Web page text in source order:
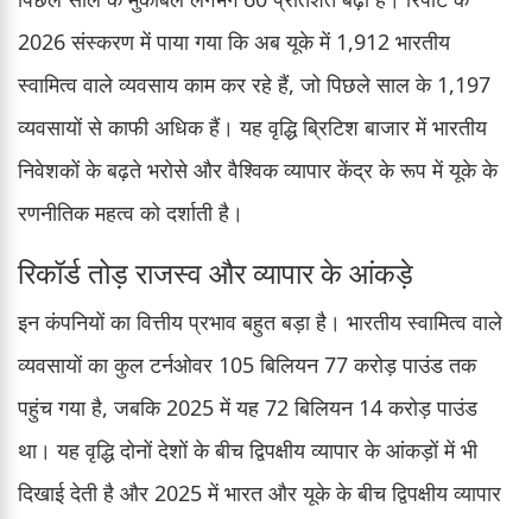
2026 संस्करण में पाया गया कि अब यूके में 1,912 भारतीय
स्वामित्व वाले व्यवसाय काम कर रहे हैं, जो पिछले साल के 1,197
व्यवसायों से काफी अधिक हैं। यह वृद्धि ब्रिटिश बाजार में भारतीय
निवेशकों के बढ़ते भरोसे और वैश्विक व्यापार केंद्र के रूप में यूके के
रणनीतिक महत्व को दर्शाती है।
रिकॉर्ड तोड़ राजस्व और व्यापार के आंकड़े
इन कंपनियों का वित्तीय प्रभाव बहुत बड़ा है। भारतीय स्वामित्व वाले
व्यवसायों का कुल टर्नओवर 105 बिलियन 77 करोड़ पाउंड तक
पहुंच गया है, जबकि 2025 में यह 72 बिलियन 14 करोड़ पाउंड
था। यह वृद्धि दोनों देशों के बीच द्विपक्षीय व्यापार के आंकड़ों में भी
दिखाई देती है और 2025 में भारत और यूके के बीच द्विपक्षीय व्यापार